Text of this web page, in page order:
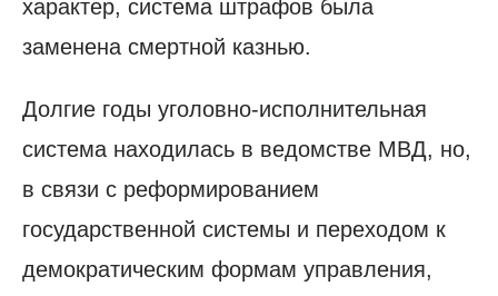
характер, система штрафов была
заменена смертной казнью.
Долгие годы уголовно-исполнительная
система находилась в ведомстве МВД, но,
в связи с реформированием
государственной системы и переходом к
демократическим формам управления,